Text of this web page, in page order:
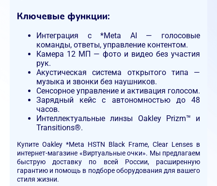
Ключевые функции:
Интеграция с *Meta AI — голосовые
команды, ответы, управление контентом.
Камера 12 МП — фото и видео без участия
рук.
Акустическая система открытого типа —
музыка и звонки без наушников.
Сенсорное управление и активация голосом.
Зарядный кейс с автономностью до 48
часов.
Интеллектуальные линзы Oakley Prizm™ и
Transitions®.
Купите Oakley *Meta HSTN Black Frame, Clear Lenses в
интернет-магазине «Виртуальные очки». Мы предлагаем
быструю доставку по всей России, расширенную
гарантию и помощь в подборе оборудования для вашего
стиля жизни.